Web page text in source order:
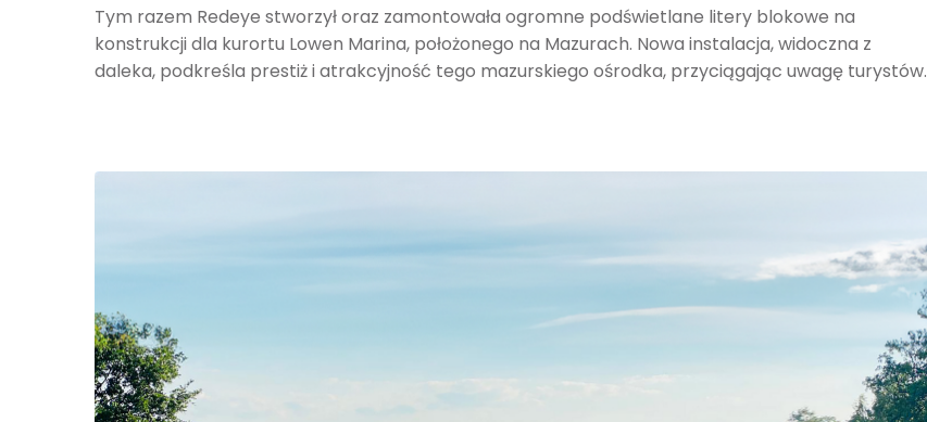
Tym razem Redeye stworzył oraz zamontowała ogromne podświetlane litery blokowe na
konstrukcji dla kurortu Lowen Marina, położonego na Mazurach. Nowa instalacja, widoczna z
daleka, podkreśla prestiż i atrakcyjność tego mazurskiego ośrodka, przyciągając uwagę turystów.